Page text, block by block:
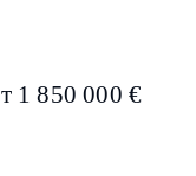
1 850 000 €